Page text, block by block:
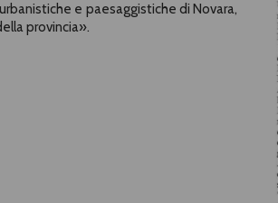
e paesaggistiche di Novara,
provincia».